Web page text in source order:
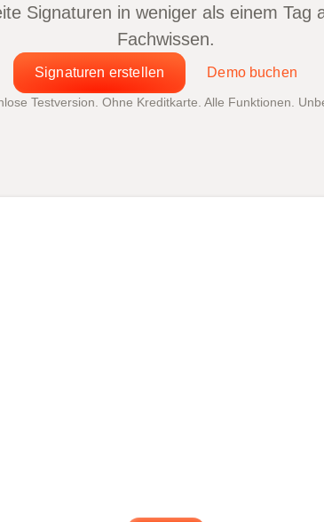
Signaturen in weniger als einem
Fachwissen.
Signaturen erstellen Demo buchen
Testversion. Ohne Kreditkarte. Alle Funktionen.